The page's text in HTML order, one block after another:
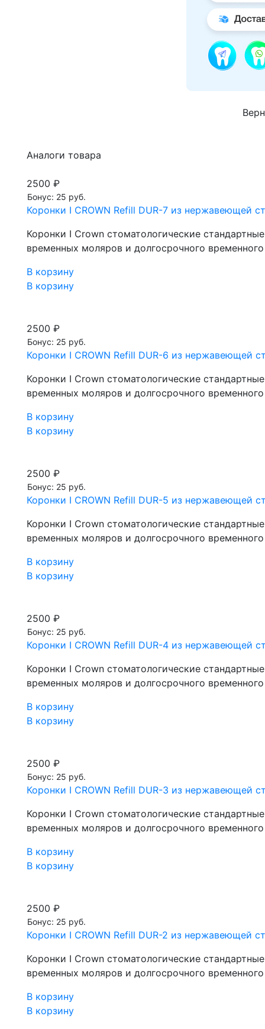
Аналоги товара
2500 ₽
Бонус: 25 руб.
Коронки I CROWN Refill DUR-7 из нержавеющей
Коронки I Crown стоматологические
временных моляров и долгосрочного
В корзину
В корзину
2500 ₽
Бонус: 25 руб.
Коронки I CROWN Refill DUR-6 из нержавеющей
Коронки I Crown стоматологические
временных моляров и долгосрочного
В корзину
В корзину
2500 ₽
Бонус: 25 руб.
Коронки I CROWN Refill DUR-5 из нержавеющей
Коронки I Crown стоматологические
временных моляров и долгосрочного
В корзину
В корзину
2500 ₽
Бонус: 25 руб.
Коронки I CROWN Refill DUR-4 из нержавеющей
Коронки I Crown стоматологические
временных моляров и долгосрочного
В корзину
В корзину
2500 ₽
Бонус: 25 руб.
Коронки I CROWN Refill DUR-3 из нержавеющей
Коронки I Crown стоматологические
временных моляров и долгосрочного
В корзину
В корзину
2500 ₽
Бонус: 25 руб.
Коронки I CROWN Refill DUR-2 из нержавеющей
Коронки I Crown стоматологические
временных моляров и долгосрочного
В корзину
В корзину